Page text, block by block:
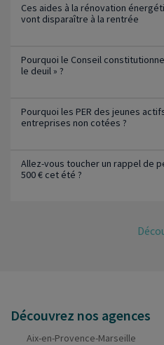
Ces aides à la rénovation
vont disparaître à la rentrée
Pourquoi le Conseil
le deuil » ?
Pourquoi les PER des jeunes
entreprises non cotées ?
Allez-vous toucher un rappel de
500 € cet été ?
Découvrez nos agences
Aix-en-Provence-Marseille